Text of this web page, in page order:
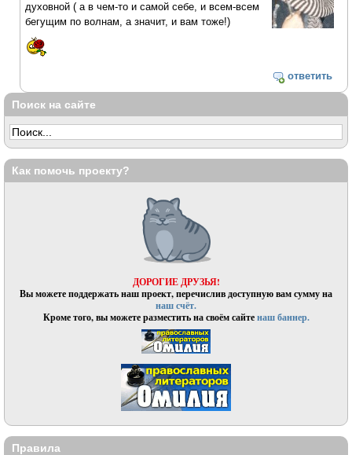
духовной ( а в чем-то и самой себе, и всем-всем
бегущим по волнам, а значит, и вам тоже!)
ответить
Поиск на сайте
Как помочь проекту?
ДОРОГИЕ ДРУЗЬЯ!
Вы можете поддержать наш проект, перечислив доступную вам сумму на
наш счёт.
Кроме того, вы можете разместить на своём сайтенаш баннер.
Правила